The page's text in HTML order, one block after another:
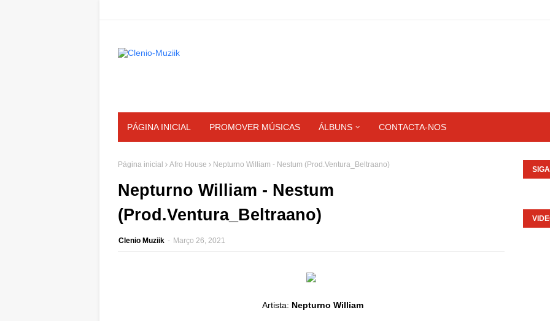
PÁGINA INICIAL PROMOVER MÚSICAS ÁLBUNS CONTACTA-NOS
Página inicial Afro House Nepturno William - Nestum (Prod.Ventura_Beltraano)
Nepturno William - Nestum
(Prod.Ventura_Beltraano)
Clenio Muziik - Março 26, 2021
Artista: Nepturno William